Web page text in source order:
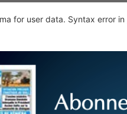
for user data. Syntax error in